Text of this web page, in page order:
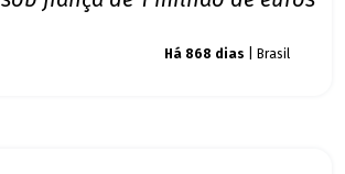
Há 868 dias | Brasil